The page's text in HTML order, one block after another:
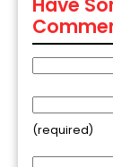
(required)